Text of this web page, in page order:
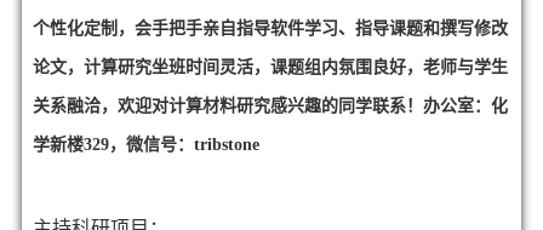
个性化定制，会手把手亲自指导软件学习、指导课题和撰写修改
论文，计算研究坐班时间灵活，课题组内氛围良好，老师与学生
关系融洽，欢迎对计算材料研究感兴趣的同学联系！办公室：化
学新楼329，微信号：tribstone